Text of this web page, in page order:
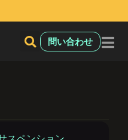
問い合わせ